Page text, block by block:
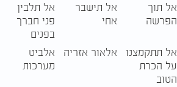
אל תוך
הפרשה
אל תישבר
אחי
אל תלבין
פני חברך
בפנים
אל תתקמצנו
על הכרת
הטוב
אלאור אזריה
אלביט
מערכות